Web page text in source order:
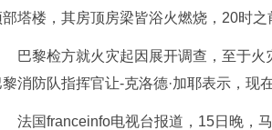
塔楼，其房顶房梁皆浴火燃烧，20时
黎检方就火灾起因展开调查，至于火
消防队指挥官让-克洛德·加耶表示，现
国franceinfo电视台报道，15日晚，马